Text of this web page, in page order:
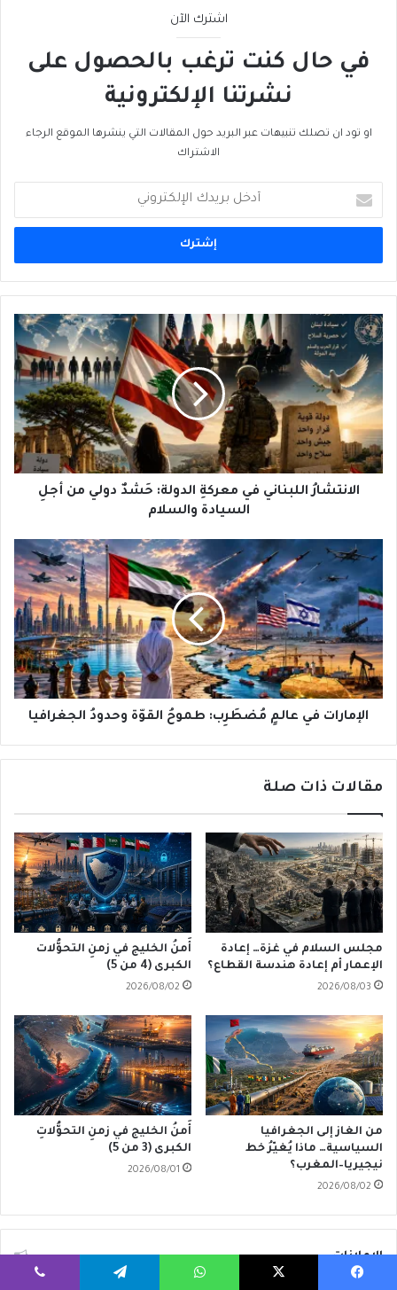
اشترك الآن
في حال كنت ترغب بالحصول على
نشرتنا الإلكترونية
او تود ان تصلك تنبيهات عبر البريد حول المقالات التي ينشرها الموقع الرجاء
الاشتراك
بريدك
الإلكتروني
الانتشارُ
اللبناني
في
معركةِ
الدولة:
حَشدٌ
دولي
من
أجلِ
السيادةالانتشارُ اللبناني في معركةِ الدولة: حَشدٌ دولي من أجلِ
السيادة والسلام
الإمارات
عالمٍ
مُضطَرِب:
طموحُ
القوّة
وحدودُ
الجغرافيا
الإمارات في عالمٍ مُضطَرِب: طموحُ القوّة وحدودُ الجغرافيا
مقالات ذات صلة
مجلس السلام في غزة… إعادة
الإعمار أم إعادة هندسة القطاع؟
2026/08/03
أَمنُ الخليج في زمنِ التحوُّلات
الكبرى (4 من 5)
2026/08/02
من الغاز إلى الجغرافيا
السياسية… ماذا يُغيّرُ خط
نيجيريا–المغرب؟
2026/08/02
أَمنُ الخليج في زمنِ التحوُّلاتِ
الكبرى (3 من 5)
2026/08/01
الإعلانات